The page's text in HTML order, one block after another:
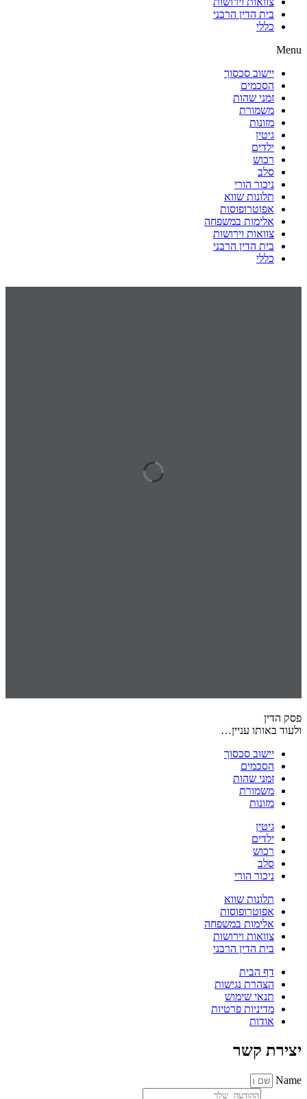
בית הדין הרבני
כללי
Menu
יישוב סכסוך
הסכמים
זמני שהות
משמורת
מזונות
גיטין
ילדים
רכוש
סלב
ניכור הורי
תלונות שווא
אפוטרופוסות
אלימות במשפחה
צוואות וירושות
בית הדין הרבני
כללי
פסק הדין
ולעוד באותו עניין…
יישוב סכסוך
הסכמים
זמני שהות
משמורת
מזונות
גיטין
ילדים
רכוש
סלב
ניכור הורי
תלונות שווא
אפוטרופוסות
אלימות במשפחה
צוואות וירושות
בית הדין הרבני
דף הבית
הצהרת נגישות
תנאי שימוש
מדיניות פרטיות
אודות
יצירת קשר
Name